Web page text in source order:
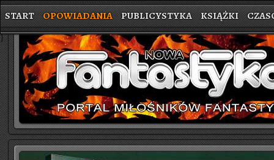
START OPOWIADANIA PUBLICYSTYKA KSIĄŻKI
}